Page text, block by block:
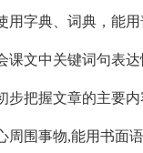
用字典、词典，能
课文中关键词句表
步把握文章的主要
周围事物,能用书面